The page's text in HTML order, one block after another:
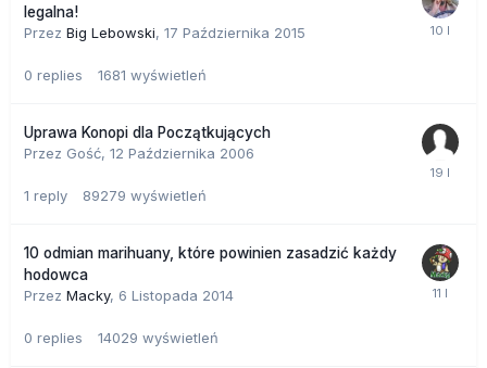
legalna!
Przez Big Lebowski, 17 Października 2015
0 replies 1681 wyświetleń
Uprawa Konopi dla Początkujących
Przez Gość, 12 Października 2006
1 reply 89279 wyświetleń
10 odmian marihuany, które powinien zasadzić każdy
hodowca
Przez Macky, 6 Listopada 2014
0 replies 14029 wyświetleń